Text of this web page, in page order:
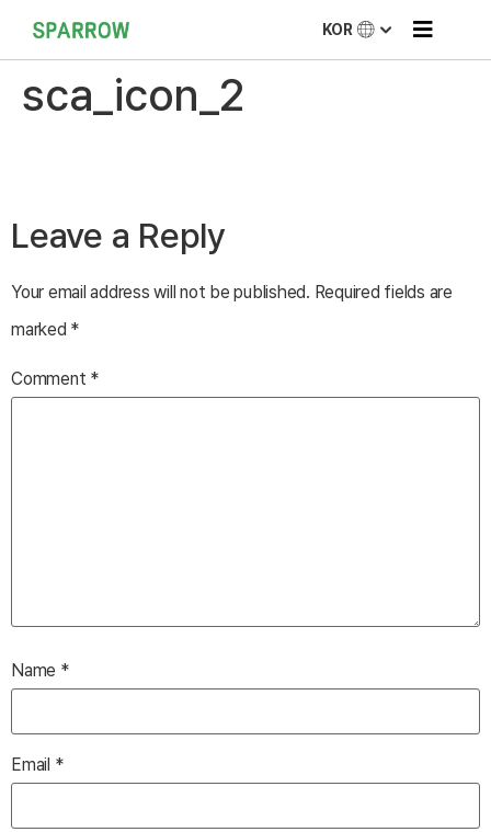
KOR
sca_icon_2
Leave a Reply
Your email address will not be published. Required fields are
marked *
Comment *
Name *
Email *